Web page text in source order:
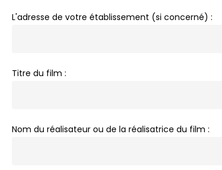
L'adresse de votre établissement (si concerné) :
Titre du film :
Nom du réalisateur ou de la réalisatrice du film :